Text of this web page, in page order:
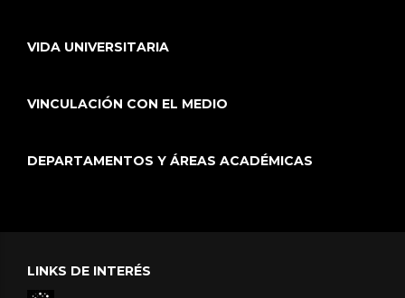
VIDA UNIVERSITARIA
VINCULACIÓN CON EL MEDIO
DEPARTAMENTOS Y ÁREAS ACADÉMICAS
LINKS DE INTERÉS